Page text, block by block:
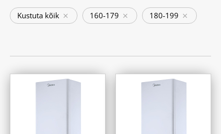
Kustuta kõik 160-179 180-199